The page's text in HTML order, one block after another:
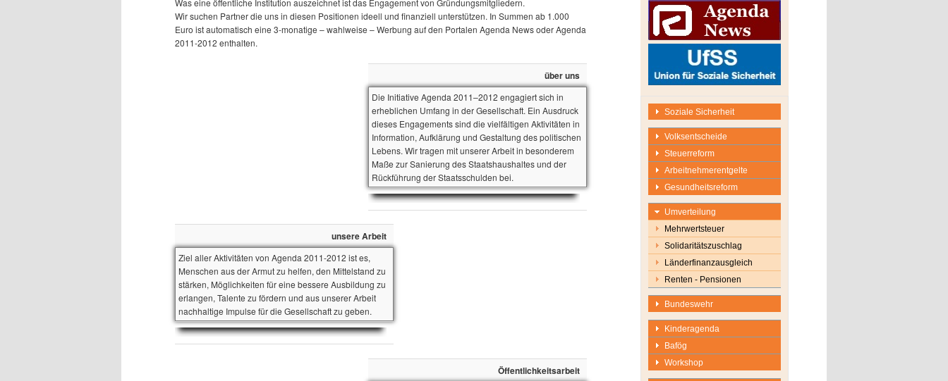
Was eine öffentliche Institution auszeichnet ist das Engagement von Gründungsmitgliedern.
Wir suchen Partner die uns in diesen Positionen ideell und finanziell unterstützen. In Summen ab 1.000
Euro ist automatisch eine 3-monatige – wahlweise – Werbung auf den Portalen Agenda News oder Agenda
2011-2012 enthalten.
über uns
Die Initiative Agenda 2011–2012 engagiert sich in
erheblichen Umfang in der Gesellschaft. Ein Ausdruck
dieses Engagements sind die vielfältigen Aktivitäten in
Information, Aufklärung und Gestaltung des politischen
Lebens. Wir tragen mit unserer Arbeit in besonderem
Maße zur Sanierung des Staatshaushaltes und der
Rückführung der Staatsschulden bei.
unsere Arbeit
Ziel aller Aktivitäten von Agenda 2011-2012 ist es,
Menschen aus der Armut zu helfen, den Mittelstand zu
stärken, Möglichkeiten für eine bessere Ausbildung zu
erlangen, Talente zu fördern und aus unserer Arbeit
nachhaltige Impulse für die Gesellschaft zu geben.
Öffentlichkeitsarbeit
Soziale Sicherheit
Volksentscheide
Steuerreform
Arbeitnehmerentgelte
Gesundheitsreform
Umverteilung
Mehrwertsteuer
Solidaritätszuschlag
Länderfinanzausgleich
Renten - Pensionen
Bundeswehr
Kinderagenda
Bafög
Workshop